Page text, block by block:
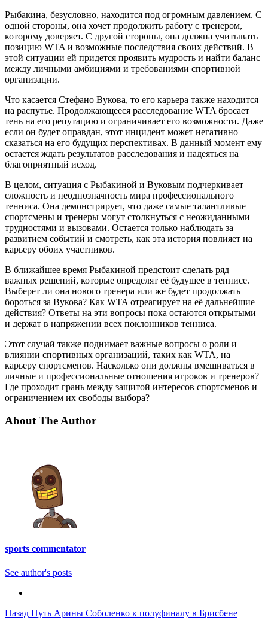
Рыбакина, безусловно, находится под огромным давлением. С
одной стороны, она хочет продолжить работу с тренером,
которому доверяет. С другой стороны, она должна учитывать
позицию WTA и возможные последствия своих действий. В
этой ситуации ей придется проявить мудрость и найти баланс
между личными амбициями и требованиями спортивной
организации.
Что касается Стефано Вукова, то его карьера также находится
на распутье. Продолжающееся расследование WTA бросает
тень на его репутацию и ограничивает его возможности. Даже
если он будет оправдан, этот инцидент может негативно
сказаться на его будущих перспективах. В данный момент ему
остается ждать результатов расследования и надеяться на
благоприятный исход.
В целом, ситуация с Рыбакиной и Вуковым подчеркивает
сложность и неоднозначность мира профессионального
тенниса. Она демонстрирует, что даже самые талантливые
спортсмены и тренеры могут столкнуться с неожиданными
трудностями и вызовами. Остается только наблюдать за
развитием событий и смотреть, как эта история повлияет на
карьеру обоих участников.
В ближайшее время Рыбакиной предстоит сделать ряд
важных решений, которые определят её будущее в теннисе.
Выберет ли она нового тренера или же будет продолжать
бороться за Вукова? Как WTA отреагирует на её дальнейшие
действия? Ответы на эти вопросы пока остаются открытыми
и держат в напряжении всех поклонников тенниса.
Этот случай также поднимает важные вопросы о роли и
влиянии спортивных организаций, таких как WTA, на
карьеру спортсменов. Насколько они должны вмешиваться в
личные и профессиональные отношения игроков и тренеров?
Где проходит грань между защитой интересов спортсменов и
ограничением их свободы выбора?
About The Author
sports commentator
See author's posts
Post
Назад Путь Арины Соболенко к полуфиналу в Брисбене